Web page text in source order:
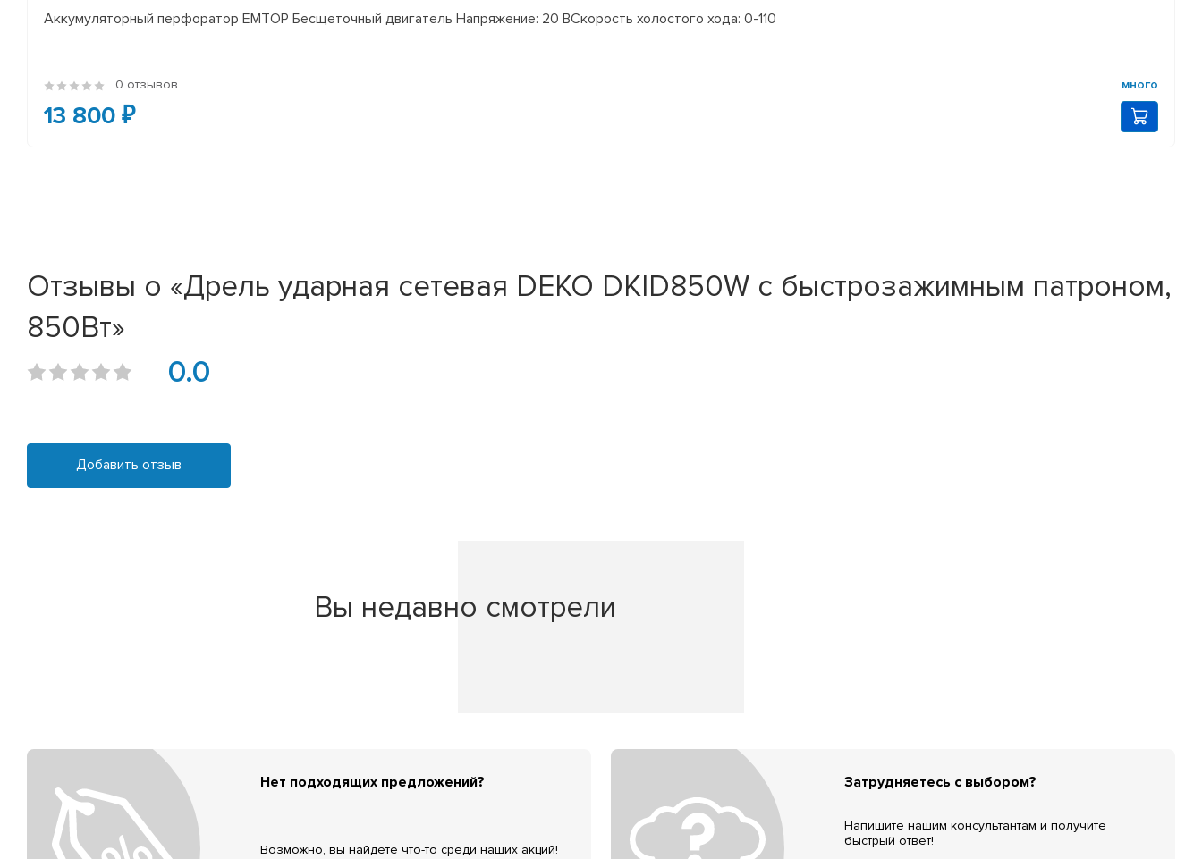
Аккумуляторный перфоратор EMTOP Бесщеточный двигатель Напряжение: 20 ВСкорость холостого хода: 0-110
0 отзывов много
13 800 ₽
Отзывы о «Дрель ударная сетевая DEKO DKID850W с быстрозажимным патроном,
850Вт»
0.0
Добавить отзыв
Вы недавно смотрели
Нет подходящих предложений?
Возможно, вы найдёте что-то среди наших акций!
Затрудняетесь с выбором?
Напишите нашим консультантам и получите
быстрый ответ!